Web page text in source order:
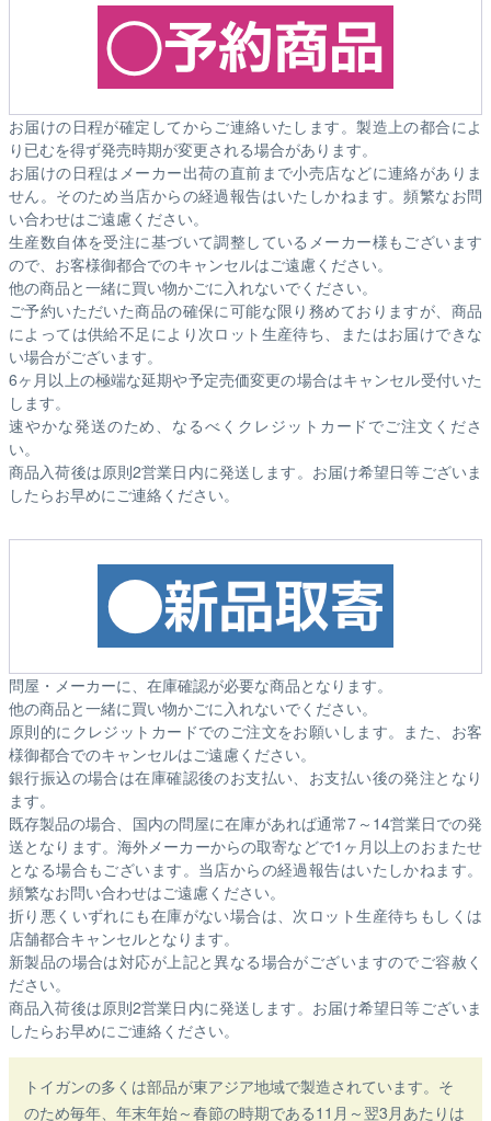
お届けの日程が確定してからご連絡いたします。製造上の都合によ
り已むを得ず発売時期が変更される場合があります。
お届けの日程はメーカー出荷の直前まで小売店などに連絡がありま
せん。そのため当店からの経過報告はいたしかねます。頻繁なお問
い合わせはご遠慮ください。
生産数自体を受注に基づいて調整しているメーカー様もございます
ので、お客様御都合でのキャンセルはご遠慮ください。
他の商品と一緒に買い物かごに入れないでください。
ご予約いただいた商品の確保に可能な限り務めておりますが、商品
によっては供給不足により次ロット生産待ち、またはお届けできな
い場合がございます。
6ヶ月以上の極端な延期や予定売価変更の場合はキャンセル受付いた
します。
速やかな発送のため、なるべくクレジットカードでご注文くださ
い。
商品入荷後は原則2営業日内に発送します。お届け希望日等ございま
したらお早めにご連絡ください。
問屋・メーカーに、在庫確認が必要な商品となります。
他の商品と一緒に買い物かごに入れないでください。
原則的にクレジットカードでのご注文をお願いします。また、お客
様御都合でのキャンセルはご遠慮ください。
銀行振込の場合は在庫確認後のお支払い、お支払い後の発注となり
ます。
既存製品の場合、国内の問屋に在庫があれば通常7～14営業日での発
送となります。海外メーカーからの取寄などで1ヶ月以上のおまたせ
となる場合もございます。 当店からの経過報告はいたしかねます。
頻繁なお問い合わせはご遠慮ください。
折り悪くいずれにも在庫がない場合は、次ロット生産待ちもしくは
店舗都合キャンセルとなります。
新製品の場合は対応が上記と異なる場合がございますのでご容赦く
ださい。
商品入荷後は原則2営業日内に発送します。お届け希望日等ございま
したらお早めにご連絡ください。
トイガンの多くは部品が東アジア地域で製造されています。そ
のため毎年、年末年始～春節の時期である11月～翌3月あたりは